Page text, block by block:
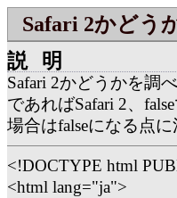
Safari 2かどう
説明
Safari 2かどうかを調
であればSafari 2、
場合はfalseになる点に
<!DOCTYPE html
<html lang="ja">